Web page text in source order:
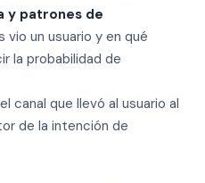
y patrones de
vio un usuario y en qué
la probabilidad de
canal que llevó al usuario al
de la intención de